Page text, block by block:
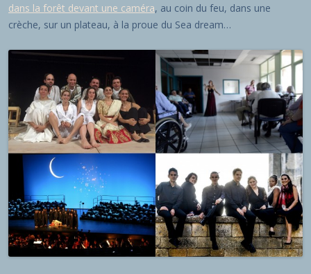
dans la forêt devant une caméra, au coin du feu, dans une
crèche, sur un plateau, à la proue du Sea dream…